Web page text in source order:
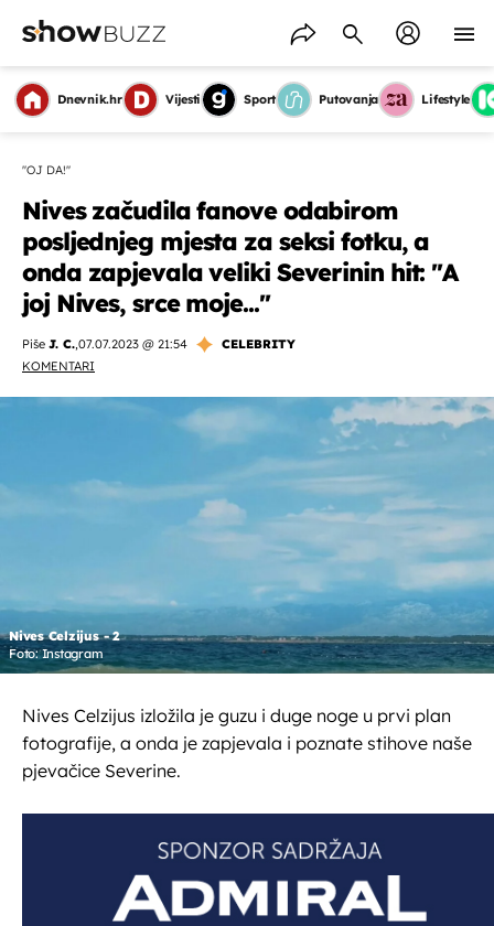
Dnevnik.hr Vijesti Sport Putovanja Lifestyle
''OJ DA!''
Nives začudila fanove odabirom
posljednjeg mjesta za seksi fotku, a
onda zapjevala veliki Severinin hit: ''A
joj Nives, srce moje...''
Piše J. C.,07.07.2023 @ 21:54
CELEBRITY
KOMENTARI
Nives Celzijus - 2
Foto: Instagram
Nives Celzijus izložila je guzu i duge noge u prvi plan
fotografije, a onda je zapjevala i poznate stihove naše
pjevačice Severine.
OMOGUĆI OBAVIJESTI